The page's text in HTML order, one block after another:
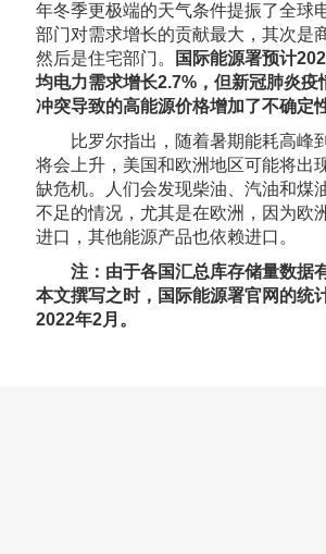
年冬季更极端的天气条件提振了全球
部门对需求增长的贡献最大，其次是
然后是住宅部门。
国际能源署预计
均电力需求增长2.7%，但新冠肺炎疫
冲突导致的高能源价格增加了不确定
比罗尔指出，随着暑期能耗高峰
将会上升，美国和欧洲地区可能将出
缺危机。人们会发现柴油、汽油和煤
不足的情况，尤其是在欧洲，因为欧
进口，其他能源产品也依赖进口。
注：由于各国汇总库存储量数据
本文撰写之时，国际能源署官网的统
2022年2月。